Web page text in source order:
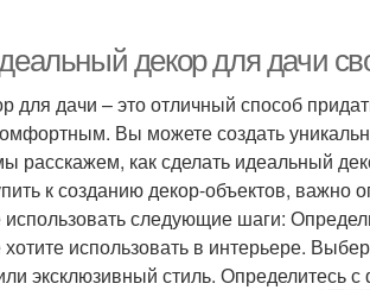
декор для дачи
для дачи – это отличный способ
Вы можете создать
расскажем, как сделать идеальный
к созданию декор-объектов,
следующие шаги:
хотите использовать в интерьере.
эксклюзивный стиль. Определитесь